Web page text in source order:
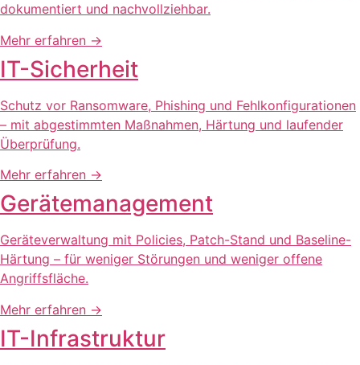
dokumentiert und nachvollziehbar.
Mehr erfahren →
IT-Sicherheit
Schutz vor Ransomware, Phishing und Fehlkonfigurationen
– mit abgestimmten Maßnahmen, Härtung und laufender
Überprüfung.
Mehr erfahren →
Gerätemanagement
Geräteverwaltung mit Policies, Patch-Stand und Baseline-
Härtung – für weniger Störungen und weniger offene
Angriffsfläche.
Mehr erfahren →
IT-Infrastruktur